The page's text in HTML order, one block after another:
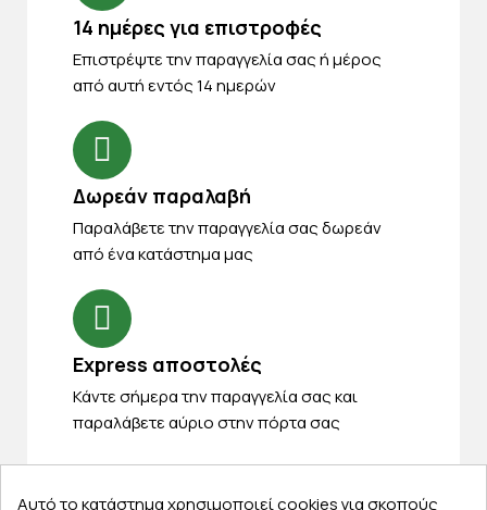
14 ημέρες για επιστροφές
Eπιστρέψτε την παραγγελία σας ή μέρος
από αυτή εντός 14 ημερών
Δωρεάν παραλαβή
Παραλάβετε την παραγγελία σας δωρεάν
από ένα κατάστημα μας
Express αποστολές
Κάντε σήμερα την παραγγελία σας και
παραλάβετε αύριο στην πόρτα σας
Αυτό το κατάστημα χρησιμοποιεί cookies για σκοπούς